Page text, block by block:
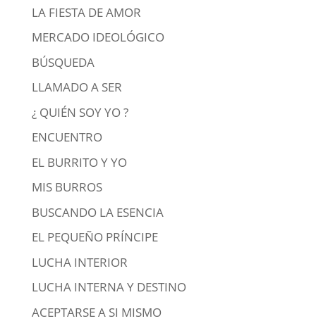
LA FIESTA DE AMOR
MERCADO IDEOLÓGICO
BÚSQUEDA
LLAMADO A SER
¿ QUIÉN SOY YO ?
ENCUENTRO
EL BURRITO Y YO
MIS BURROS
BUSCANDO LA ESENCIA
EL PEQUEÑO PRÍNCIPE
LUCHA INTERIOR
LUCHA INTERNA Y DESTINO
ACEPTARSE A SI MISMO